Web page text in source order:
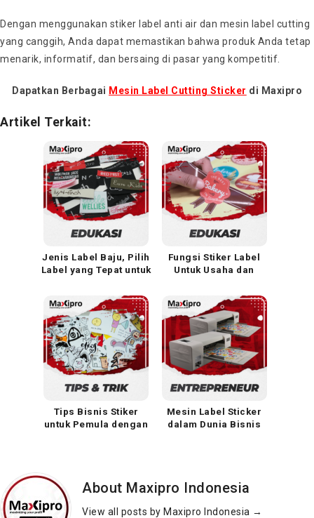
Dengan menggunakan stiker label anti air dan mesin label cutting
yang canggih, Anda dapat memastikan bahwa produk Anda tetap
menarik, informatif, dan bersaing di pasar yang kompetitif.
Dapatkan Berbagai Mesin Label Cutting Sticker di Maxipro
Artikel Terkait:
Jenis Label Baju, Pilih
Label yang Tepat untuk
Fungsi Stiker Label
Untuk Usaha dan
Tips Bisnis Stiker
untuk Pemula dengan
Mesin Label Sticker
dalam Dunia Bisnis
About Maxipro Indonesia
View all posts by Maxipro Indonesia →